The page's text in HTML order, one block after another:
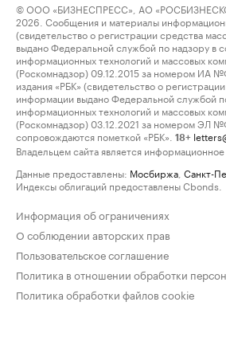
© ООО «БИЗНЕСПРЕСС», АО
2026. Сообщения и материалы
(свидетельство о регистрации средства
выдано Федеральной службой по надзору в
информационных технологий и массовых
(Роскомнадзор) 09.12.2015 за номером ИА
издания «РБК» (свидетельство о
информации выдано Федеральной службой
информационных технологий и массовых
(Роскомнадзор) 03.12.2021 за номером ЭЛ
сопровождаются пометкой «РБК».
18+
Владельцем сайта является информационное
Данные предоставлены: Мосбиржа Санкт-
Индексы облигаций предоставлены Cbonds.
Информация об ограничениях
О соблюдении авторских прав
Пользовательское соглашение
Политика в отношении обработки
Политика обработки файлов cookie